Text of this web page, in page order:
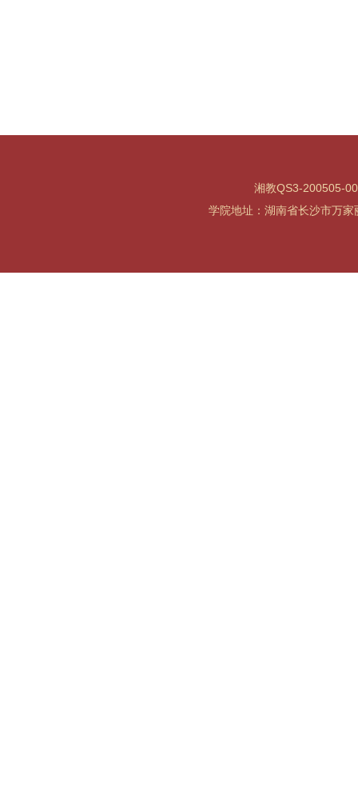
湘教QS3-200505-
学院地址：湖南省长沙市万